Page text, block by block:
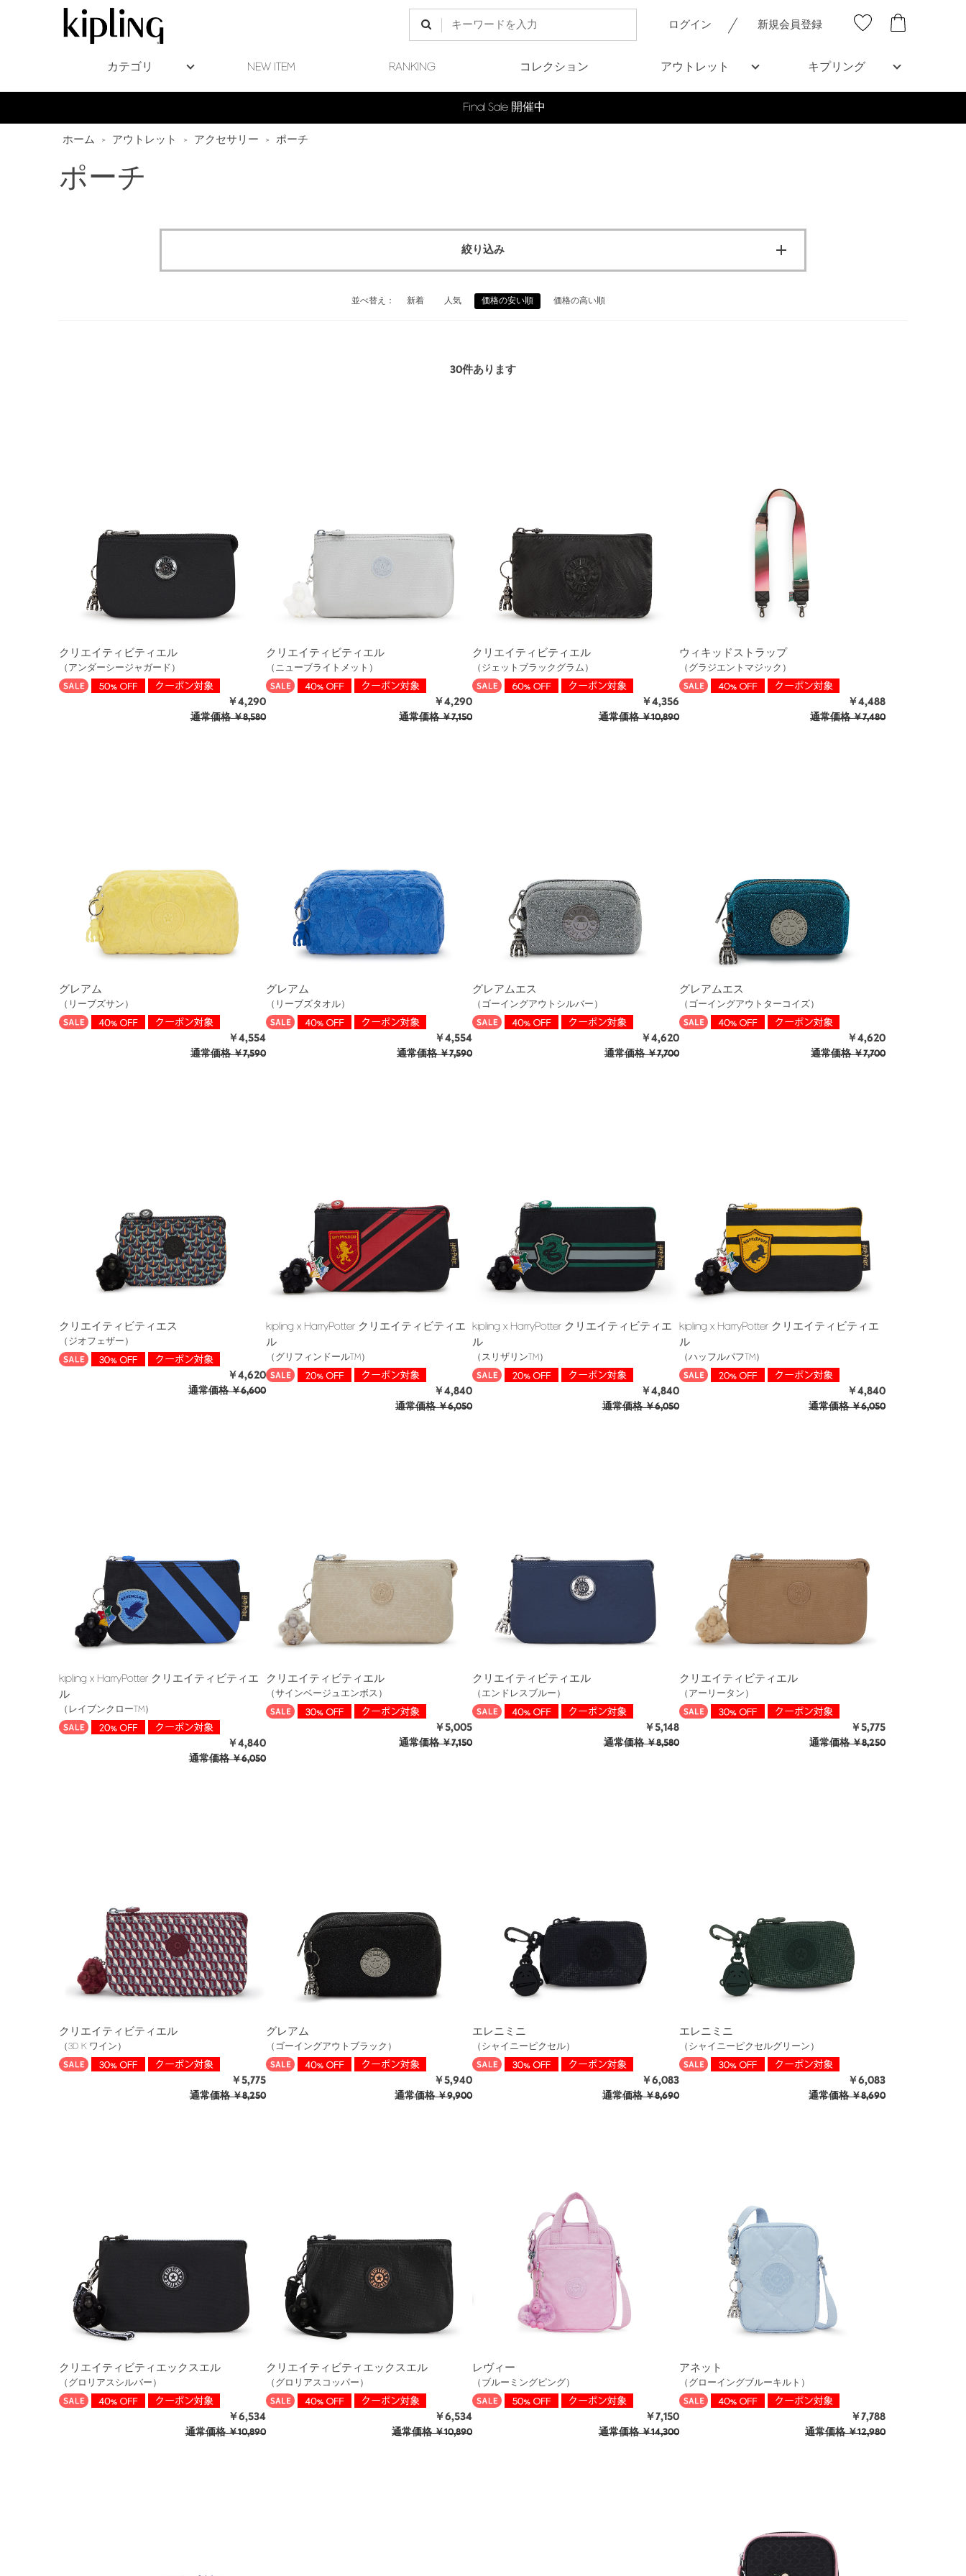
ログイン 新規会員登録
カテゴリ NEW ITEM RANKING コレクション アウトレット キプリング
Final Sale 開催中
ホーム > アウトレット > アクセサリー > ポーチ
ポーチ
絞り込み
並べ替え： 新着 人気 価格の安い順 価格の高い順
30件あります
クリエイティビティエル
（アンダーシージャガード）
￥4,290
通常価格￥8,580
クリエイティビティエル
（ニューブライトメット）
￥4,290
通常価格￥7,150
クリエイティビティエル
（ジェットブラックグラム）
￥4,356
通常価格￥10,890
ウィキッドストラップ
（グラジエントマジック）
￥4,488
通常価格￥7,480
グレアム
（リーブズサン）
￥4,554
通常価格￥7,590
グレアム
（リーブズタオル）
￥4,554
通常価格￥7,590
グレアムエス
（ゴーイングアウトシルバー）
￥4,620
通常価格￥7,700
グレアムエス
（ゴーイングアウトターコイズ）
￥4,620
通常価格￥7,700
クリエイティビティエス
（ジオフェザー）
￥4,620
通常価格￥6,600
kipling x HarryPotter クリエイティビティエ
ル
（グリフィンドールTM）
￥4,840
通常価格￥6,050
kipling x HarryPotter クリエイティビティエ
ル
（スリザリンTM）
￥4,840
通常価格￥6,050
kipling x HarryPotter クリエイティビティエ
ル
（ハッフルパフTM）
￥4,840
通常価格￥6,050
kipling x HarryPotter クリエイティビティエ
ル
（レイブンクローTM）
￥4,840
通常価格￥6,050
クリエイティビティエル
（サインベージュエンボス）
￥5,005
通常価格￥7,150
クリエイティビティエル
（エンドレスブルー）
￥5,148
通常価格￥8,580
クリエイティビティエル
（アーリータン）
￥5,775
通常価格￥8,250
クリエイティビティエル
（3D K ワイン）
￥5,775
通常価格￥8,250
グレアム
（ゴーイングアウトブラック）
￥5,940
通常価格￥9,900
エレニミニ
（シャイニーピクセル）
￥6,083
通常価格￥8,690
エレニミニ
（シャイニーピクセルグリーン）
￥6,083
通常価格￥8,690
クリエイティビティエックスエル
（グロリアスシルバー）
￥6,534
通常価格￥10,890
クリエイティビティエックスエル
（グロリアスコッパー）
￥6,534
通常価格￥10,890
レヴィー
（ブルーミングピング）
￥7,150
通常価格￥14,300
アネット
（グローイングブルーキルト）
￥7,788
通常価格￥12,980